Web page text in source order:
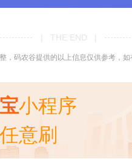
| THE END |
，码农谷提供的以上信息仅供参考，
小程序
意刷